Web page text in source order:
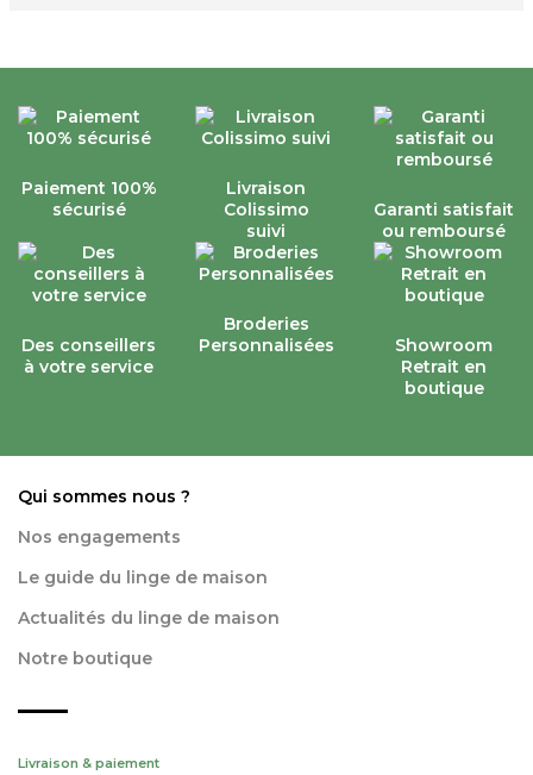
Paiement 100%
sécurisé
Livraison
Colissimo
suivi
Garanti satisfait
ou remboursé
Des conseillers
à votre service
Broderies
Personnalisées
Showroom
Retrait en
boutique
Qui sommes nous ?
Nos engagements
Le guide du linge de maison
Actualités du linge de maison
Notre boutique
Livraison & paiement